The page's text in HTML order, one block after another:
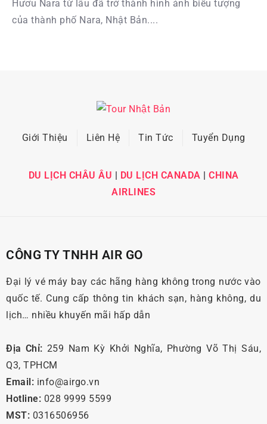
Hươu Nara từ lâu đã trở thành hình ảnh biểu tượng
của thành phố Nara, Nhật Bản....
Giới Thiệu Liên Hệ Tin Tức Tuyển Dụng
DU LỊCH CHÂU ÂU | DU LỊCH CANADA | CHINA
AIRLINES
CÔNG TY TNHH AIR GO
Đại lý vé máy bay các hãng hàng không trong nước vào
quốc tế. Cung cấp thông tin khách sạn, hàng không, du
lịch… nhiều khuyến mãi hấp dẫn
Địa Chỉ: 259 Nam Kỳ Khởi Nghĩa, Phường Võ Thị Sáu,
Q3, TPHCM
Email: info@airgo.vn
Hotline: 028 9999 5599
MST: 0316506956